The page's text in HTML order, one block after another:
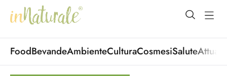
open
FoodBevandeAmbienteCulturaCosmesiSalute